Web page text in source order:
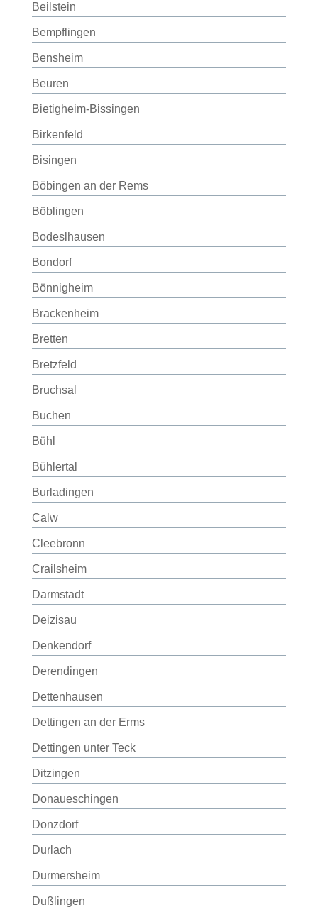
Beilstein
Bempflingen
Bensheim
Beuren
Bietigheim-Bissingen
Birkenfeld
Bisingen
Böbingen an der Rems
Böblingen
Bodeslhausen
Bondorf
Bönnigheim
Brackenheim
Bretten
Bretzfeld
Bruchsal
Buchen
Bühl
Bühlertal
Burladingen
Calw
Cleebronn
Crailsheim
Darmstadt
Deizisau
Denkendorf
Derendingen
Dettenhausen
Dettingen an der Erms
Dettingen unter Teck
Ditzingen
Donaueschingen
Donzdorf
Durlach
Durmersheim
Dußlingen